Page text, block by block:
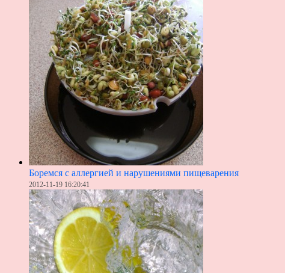
Боремся с аллергией и нарушениями пищеварения
2012-11-19 16:20:41